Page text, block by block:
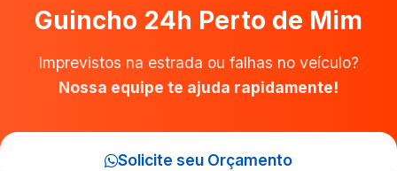
Guincho 24h Perto de Mim
Imprevistos na estrada ou falhas no veículo?
Nossa equipe te ajuda rapidamente!
Solicite seu Orçamento